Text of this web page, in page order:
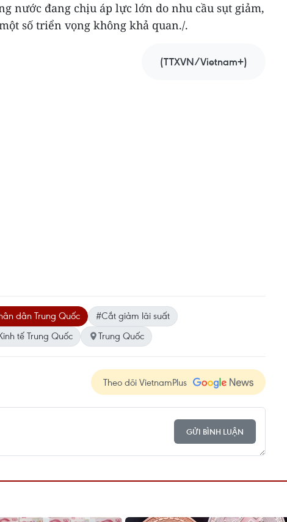
nước đang chịu áp lực lớn do nhu cầu sụt giảm,
số triển vọng không khả quan./.
(TTXVN/Vietnam+)
dân Trung Quốc
#Cắt giảm lãi suất
tế Trung Quốc Trung Quốc
Theo dõi VietnamPlus
GỬI BÌNH LUẬN